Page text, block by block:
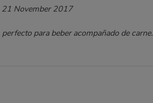
21 November 2017
para beber acompañado de carne.